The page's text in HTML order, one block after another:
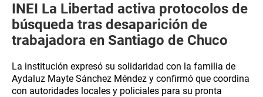
INEI La Libertad activa protocolos de
búsqueda tras desaparición de
trabajadora en Santiago de Chuco
La institución expresó su solidaridad con la familia de
Aydaluz Mayte Sánchez Méndez y confirmó que coordina
con autoridades locales y policiales para su pronta